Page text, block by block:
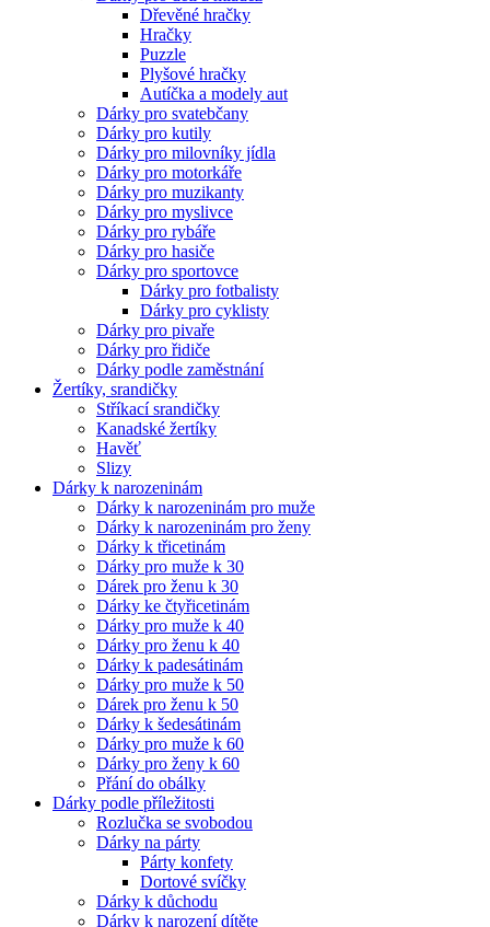
Dřevěné hračky
Hračky
Puzzle
Plyšové hračky
Autíčka a modely aut
Dárky pro svatebčany
Dárky pro kutily
Dárky pro milovníky jídla
Dárky pro motorkáře
Dárky pro muzikanty
Dárky pro myslivce
Dárky pro rybáře
Dárky pro hasiče
Dárky pro sportovce
Dárky pro fotbalisty
Dárky pro cyklisty
Dárky pro pivaře
Dárky pro řidiče
Dárky podle zaměstnání
Žertíky, srandičky
Stříkací srandičky
Kanadské žertíky
Havěť
Slizy
Dárky k narozeninám
Dárky k narozeninám pro muže
Dárky k narozeninám pro ženy
Dárky k třicetinám
Dárky pro muže k 30
Dárek pro ženu k 30
Dárky ke čtyřicetinám
Dárky pro muže k 40
Dárky pro ženu k 40
Dárky k padesátinám
Dárky pro muže k 50
Dárek pro ženu k 50
Dárky k šedesátinám
Dárky pro muže k 60
Dárky pro ženy k 60
Přání do obálky
Dárky podle příležitosti
Rozlučka se svobodou
Dárky na párty
Párty konfety
Dortové svíčky
Dárky k důchodu
Dárky k narození dítěte